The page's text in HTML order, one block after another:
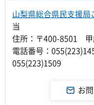
山梨県総合県民支援局
当
住所：〒400-8501 甲
電話番号：
055(223)1509